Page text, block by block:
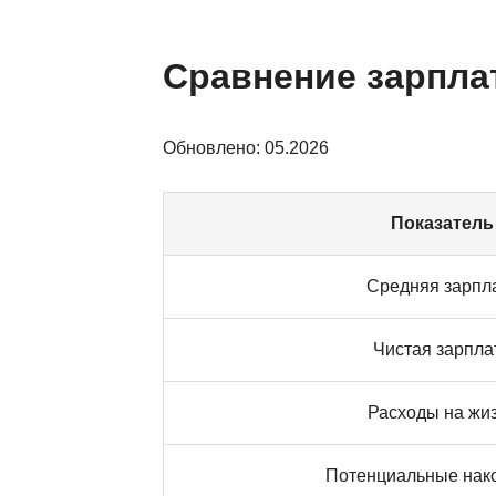
Сравнение
Обновлено: 05.2026
Показатель
Средняя
Чистая
Расходы на
Потенциальные